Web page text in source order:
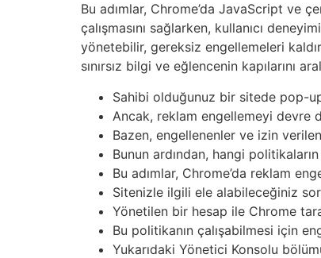
Bu adımlar, Chrome’da JavaScript ve
çalışmasını sağlarken, kullanıcı
yönetebilir, gereksiz engellemeleri
sınırsız bilgi ve eğlencenin kapılarını
Sahibi olduğunuz bir sitede pop-
Ancak, reklam engellemeyi devre
Bazen, engellenenler ve izin
Bunun ardından, hangi
Bu adımlar, Chrome’da reklam
Sitenizle ilgili ele alabileceğiniz
Yönetilen bir hesap ile Chrome
Bu politikanın çalışabilmesi için
Yukarıdaki Yönetici Konsolu